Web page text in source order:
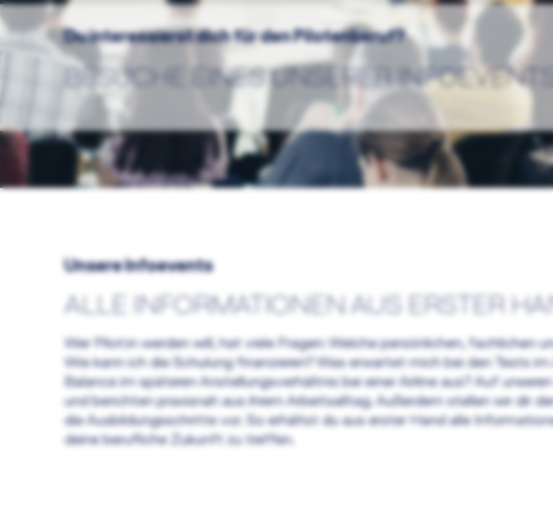
Du interessierst dich für den Pilotenberuf?
BESUCHE EINES UNSERER INFOEVENTS
Unsere Infoevents
ALLE INFORMATIONEN AUS ERSTER
Wer Pilot:in werden will, hat viele Fragen: Welche persönlichen, fachlichen
Wie kann ich die Schulung finanzieren? Was erwartet mich bei den Tests
Balance im späteren Anstellungsverhältnis bei einer Airline aus? Auf
und berichten praxisnah aus ihrem Arbeitsalltag. Außerdem stellen wir dir
die Ausbildungsschritte vor. So erhältst du aus erster Hand alle
deine berufliche Zukunft zu treffen.